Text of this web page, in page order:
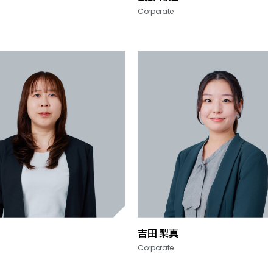
Corporate
吉田 梨真
Corporate